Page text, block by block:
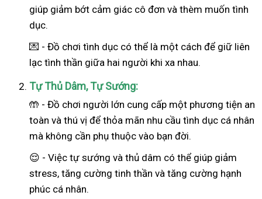
giúp giảm bớt cảm giác cô đơn và thèm muốn tình
dục.
💌 - Đồ chơi tình dục có thể là một cách để giữ liên
lạc tình thần giữa hai người khi xa nhau.
Tự Thủ Dâm, Tự Sướng:
🤲 - Đồ chơi người lớn cung cấp một phương tiện an
toàn và thú vị để thỏa mãn nhu cầu tình dục cá nhân
mà không cần phụ thuộc vào bạn đời.
😌 - Việc tự sướng và thủ dâm có thể giúp giảm
stress, tăng cường tinh thần và tăng cường hạnh
phúc cá nhân.